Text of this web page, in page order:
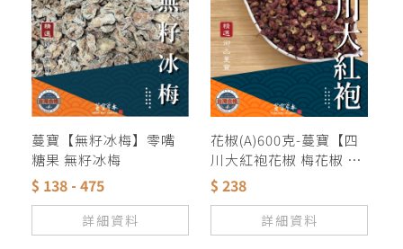
蔓寶【無籽冰梅】零嘴
糖果 無籽冰梅
$ 138 - 475
詳細資料
花椒(A)600克-蔓寶【四
川大紅袍花椒 梅花椒 花
椒 青花椒】麻翻天 香料
麻辣鍋 羊肉爐 薑母鴨 滷
包 滷味 麻辣鴨血 露營火
鍋湯底
$ 238
詳細資料